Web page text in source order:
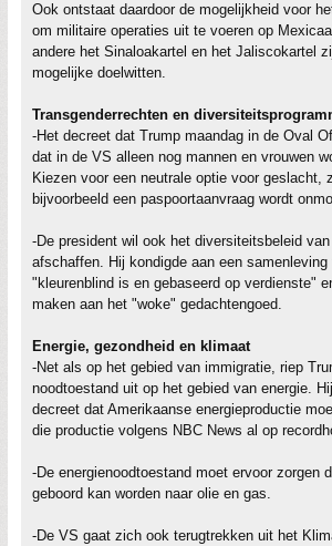
Ook ontstaat daardoor de mogelijkheid voor
om militaire operaties uit te voeren op
andere het Sinaloakartel en het Jaliscokartel
mogelijke doelwitten.
Transgenderrechten en
-Het decreet dat Trump maandag in de Oval
dat in de VS alleen nog mannen en vrouwen
Kiezen voor een neutrale optie voor geslacht,
bijvoorbeeld een paspoortaanvraag wordt
-De president wil ook het diversiteitsbeleid
afschaffen. Hij kondigde aan een
"kleurenblind is en gebaseerd op verdienste"
maken aan het "woke" gedachtengoed.
Energie, gezondheid en klimaat
-Net als op het gebied van immigratie, riep
noodtoestand uit op het gebied van energie.
decreet dat Amerikaanse energieproductie
die productie volgens NBC News al op
-De energienoodtoestand moet ervoor zorgen
geboord kan worden naar olie en gas.
-De VS gaat zich ook terugtrekken uit het